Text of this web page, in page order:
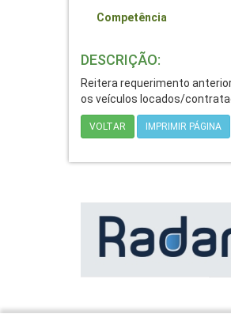
Competência
DESCRIÇÃO:
Reitera requerimento
os veículos locados/
VOLTAR IMPRIMIR PÁGINA